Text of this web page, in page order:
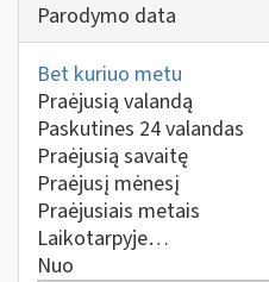
Parodymo data
Bet kuriuo metu
Praėjusią valandą
Paskutines 24 valandas
Praėjusią savaitę
Praėjusį mėnesį
Praėjusiais metais
Laikotarpyje…
Nuo